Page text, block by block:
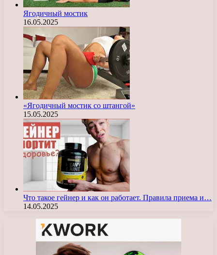
Ягодичный мостик
16.05.2025
«Ягодичный мостик со штангой»
15.05.2025
Что такое гейнер и как он работает. Правила приема и…
14.05.2025